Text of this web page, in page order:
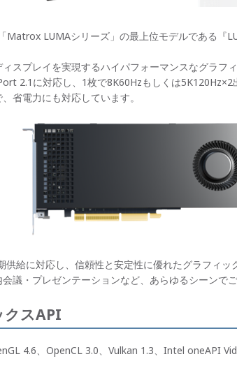
LUMAシリーズ」の最上位モデルである『
スプレイを実現するハイパフォーマンスなグラフィ
2.1に対応し、1枚で8K60Hzもしくは
省電力にも対応しています。
供給に対応し、信頼性と安定性に優れたグラフィッ
議・プレゼンテーションなど、あらゆるシーンで
クスAPI
4.6、OpenCL 3.0、Vulkan 1.3、Intel oneAPI